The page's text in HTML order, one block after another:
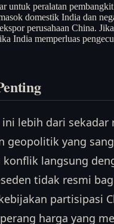
untuk peralatan
domestik India dan
perusahaan China.
India memperluas
lebih dari
geopolitik yang
langsung
tidak resmi
partisipasi
harga yang